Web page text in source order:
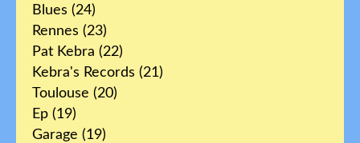
Blues (24)
Rennes (23)
Pat Kebra (22)
Kebra's Records (21)
Toulouse (20)
Ep (19)
Garage (19)